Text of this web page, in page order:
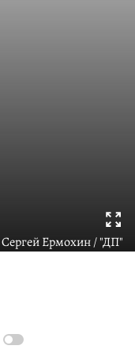
Сергей Ермохин / "ДП"